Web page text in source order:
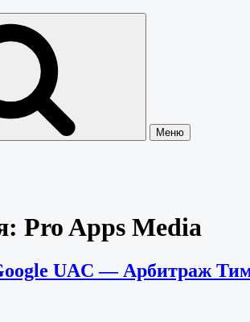
Меню
Pro Apps Media
UAC — Арбитраж